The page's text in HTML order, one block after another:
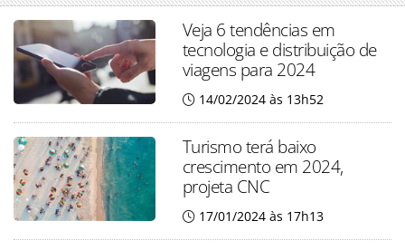
Veja 6 tendências em
tecnologia e distribuição de
viagens para 2024
14/02/2024 às 13h52
Turismo terá baixo
crescimento em 2024,
projeta CNC
17/01/2024 às 17h13